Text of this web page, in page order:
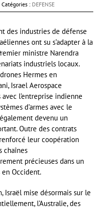
Catégories : DEFENSE
des industries de défense
ont su s’adapter à la
ministre Narendra
industriels locaux.
Hermes en
Israel Aerospace
l’entreprise indienne
d’armes avec le
devenu un
Outre des contrats
leur coopération
chaînes
précieuses dans un
en Occident.
Israël mise désormais sur le
l’Australie, des